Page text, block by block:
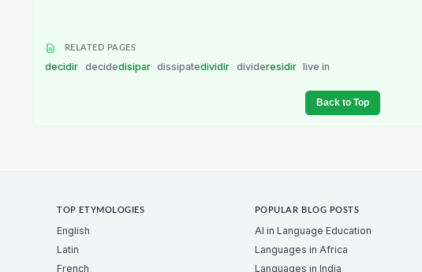
RELATED PAGES
decidir decidedisipar dissipatedividir divideresidir live in
Back to Top
TOP ETYMOLOGIES
English
Latin
French
POPULAR BLOG POSTS
AI in Language Education
Languages in Africa
Languages in India